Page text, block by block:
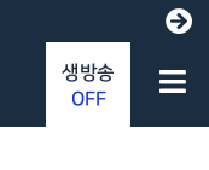
생방송
OFF